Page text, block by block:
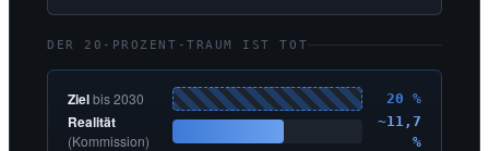
DER 20-PROZENT-TRAUM IST TOT
Zielbis 2030 20 %
Realität
(Kommission)
~11,7
%